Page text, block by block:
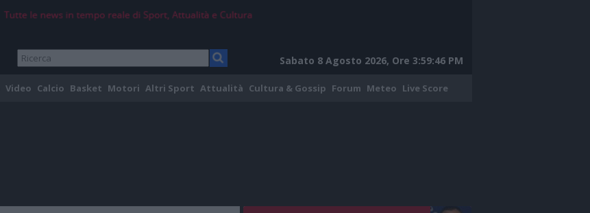
Sabato 8 Agosto 2026, Ore 3:59:47 PM
Video Calcio Basket Motori Altri Sport Attualità Cultura & Gossip Forum Meteo Live Score